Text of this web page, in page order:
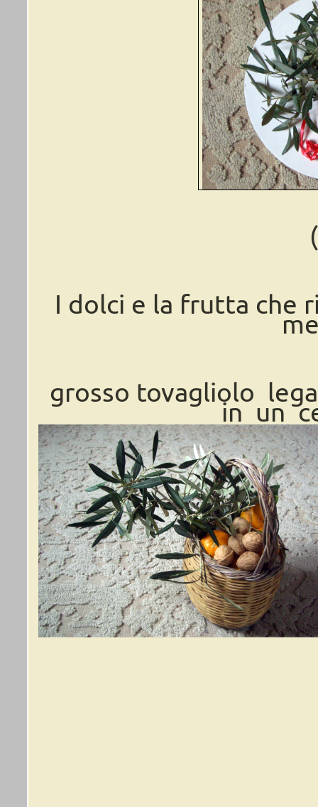
I dolci e la frutta che
grosso tovagliolo
in un